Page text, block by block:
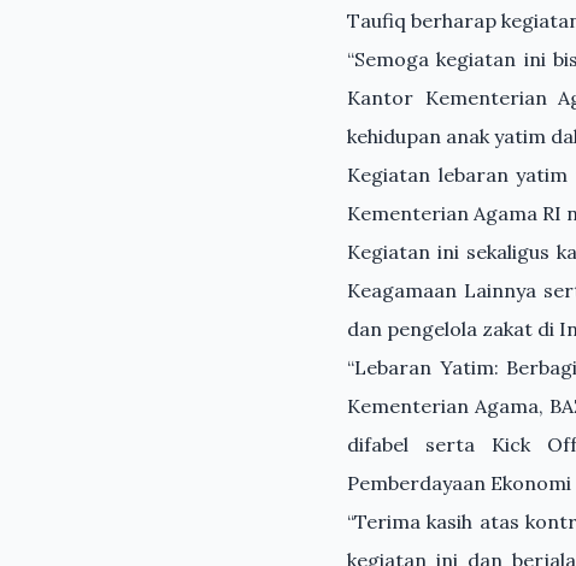
Taufiq berharap
“Semoga kegiatan ini
Kantor Kementerian
kehidupan anak yatim
Kegiatan lebaran
Kementerian Agama
Kegiatan ini sekaligus
Keagamaan Lainnya
dan pengelola zakat di
“Lebaran Yatim:
Kementerian Agama,
difabel serta Kick
Pemberdayaan
“Terima kasih atas
kegiatan ini dan